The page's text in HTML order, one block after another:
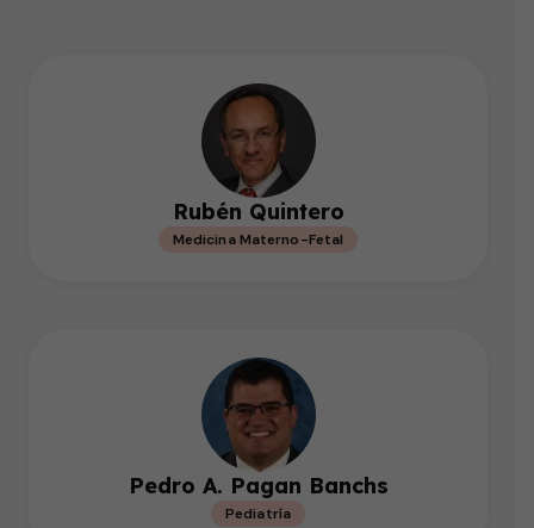
Rubén Quintero
Medicina Materno-Fetal
Pedro A. Pagan Banchs
Pediatría